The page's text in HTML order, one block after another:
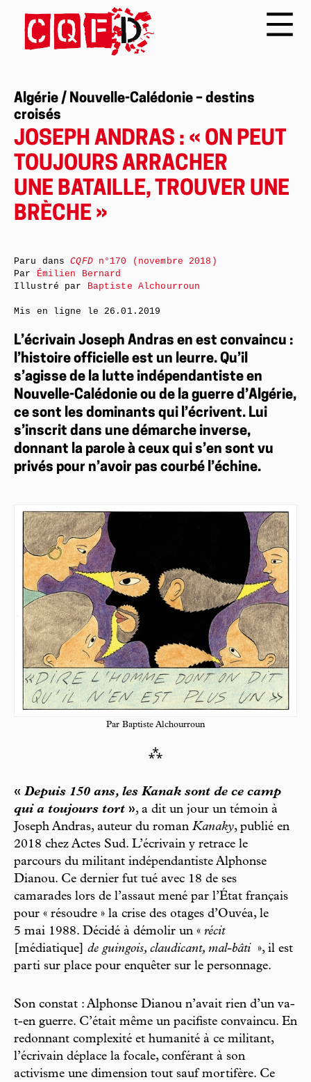
Algérie / Nouvelle-Calédonie – destins
croisés
JOSEPH ANDRAS : « ON PEUT
TOUJOURS ARRACHER
UNE BATAILLE, TROUVER UNE
BRÈCHE »
L’écrivain Joseph Andras en est convaincu :
l’histoire officielle est un leurre. Qu’il
s’agisse de la lutte indépendantiste en
Nouvelle-Calédonie ou de la guerre d’Algérie,
ce sont les dominants qui l’écrivent. Lui
s’inscrit dans une démarche inverse,
donnant la parole à ceux qui s’en sont vu
privés pour n’avoir pas courbé l’échine.
Par Baptiste Alchourroun
⁂
« Depuis 150 ans, les Kanak sont de ce camp
qui a toujours tort », a dit un jour un témoin à
Joseph Andras, auteur du roman Kanaky, publié en
2018 chez Actes Sud. L’écrivain y retrace le
parcours du militant indépendantiste Alphonse
Dianou. Ce dernier fut tué avec 18 de ses
camarades lors de l’assaut mené par l’État français
pour « résoudre » la crise des otages d’Ouvéa, le
5 mai 1988. Décidé à démolir un « récit
[médiatique] de guingois, claudicant, mal-bâti », il est
parti sur place pour enquêter sur le personnage.
Son constat : Alphonse Dianou n’avait rien d’un va-
t-en guerre. C’était même un pacifiste convaincu. En
redonnant complexité et humanité à ce militant,
l’écrivain déplace la focale, conférant à son
activisme une dimension tout sauf mortifère. Ce
Paru dansCQFDn°170 (novembre 2018)
Par Émilien Bernard
Illustré par Baptiste Alchourroun
Mis en ligne le 26.01.2019